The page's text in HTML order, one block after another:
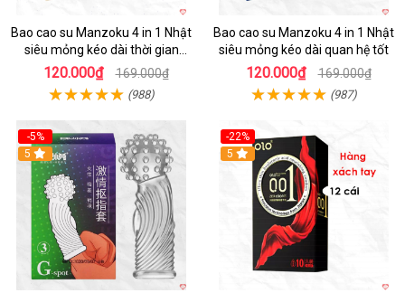
Bao cao su Manzoku 4 in 1 Nhật
siêu mỏng kéo dài thời gian
chính hãng
120.000₫ 169.000₫
(988)
Bao cao su Manzoku 4 in 1 Nhật
siêu mỏng kéo dài quan hệ tốt
120.000₫ 169.000₫
(987)
-5%
5
-22%
5